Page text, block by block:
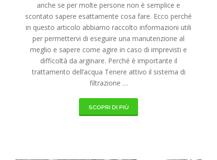
anche se per molte persone non è semplice e
scontato sapere esattamente cosa fare. Ecco perché
in questo articolo abbiamo raccolto informazioni utili
per permettervi di eseguire una manutenzione al
meglio e sapere come agire in caso di imprevisti e
difficoltà da arginare. Perché è importante il
trattamento dell’acqua Tenere attivo il sistema di
filtrazione …
SCOPRI DI PIÙ